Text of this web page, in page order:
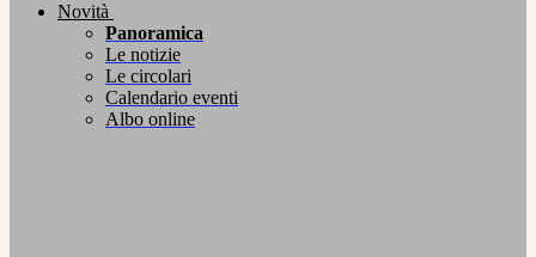
Novità
Panoramica
Le notizie
Le circolari
Calendario eventi
Albo online